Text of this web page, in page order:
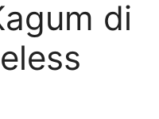
di